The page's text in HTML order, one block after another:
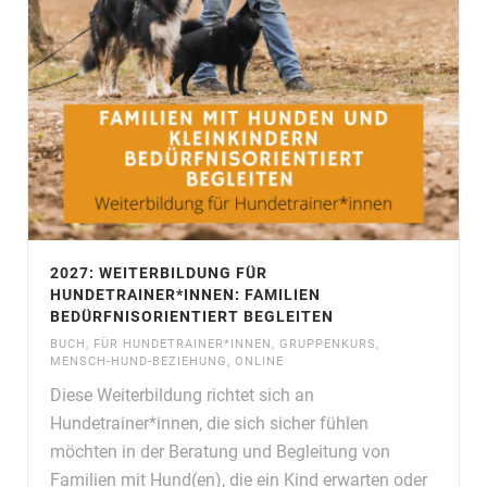
2027: WEITERBILDUNG FÜR
HUNDETRAINER*INNEN: FAMILIEN
BEDÜRFNISORIENTIERT BEGLEITEN
BUCH , FÜR HUNDETRAINER*INNEN , GRUPPENKURS,
MENSCH-HUND-BEZIEHUNG, ONLINE
Diese Weiterbildung richtet sich an
Hundetrainer*innen, die sich sicher fühlen
möchten in der Beratung und Begleitung von
Familien mit Hund(en), die ein Kind erwarten oder